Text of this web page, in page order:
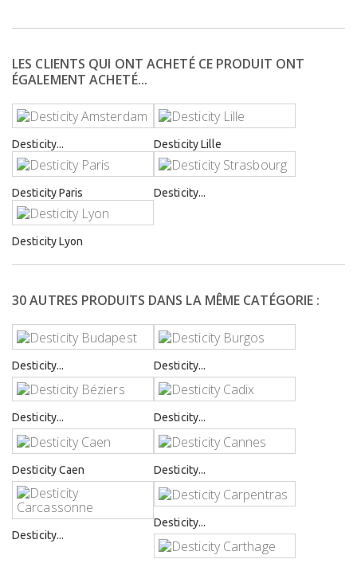
LES CLIENTS QUI ONT ACHETÉ CE PRODUIT ONT
ÉGALEMENT ACHETÉ...
Desticity... Desticity Lille
Desticity Paris Desticity...
Desticity Lyon
30 AUTRES PRODUITS DANS LA MÊME CATÉGORIE :
Desticity... Desticity...
Desticity... Desticity...
Desticity Caen Desticity...
Desticity...
Desticity...